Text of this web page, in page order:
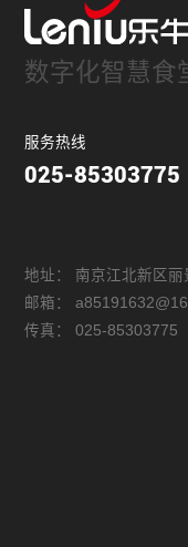
数字化智慧食
服务热线
025-85303775
地址：
南京江北新区丽
邮箱：
传真：
025-85303775